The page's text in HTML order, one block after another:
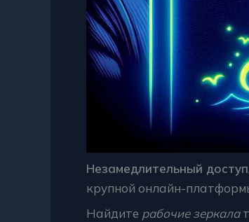
Незамедлительный доступ
крупной онлайн-
Найдите рабочие зеркала